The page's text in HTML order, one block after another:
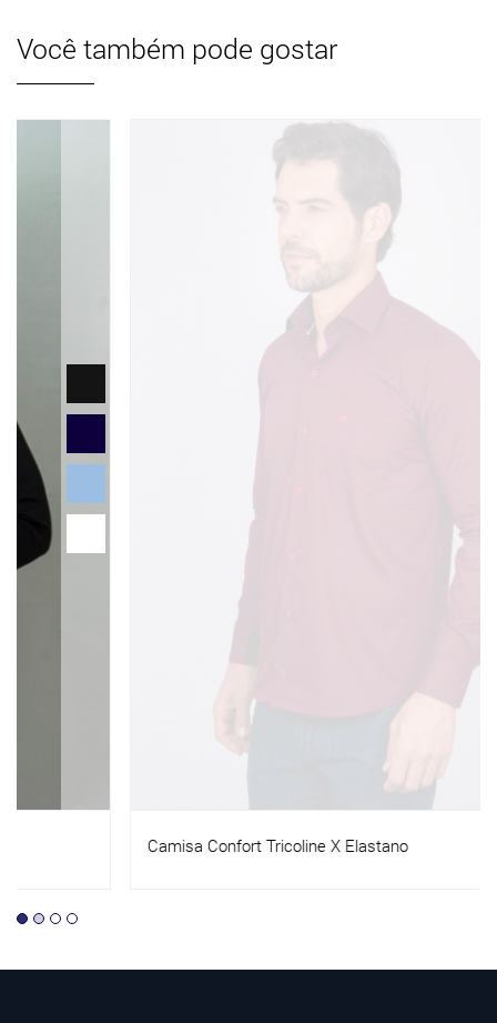
Você também pode gostar
Camisa Confort Tricoline X Elastano